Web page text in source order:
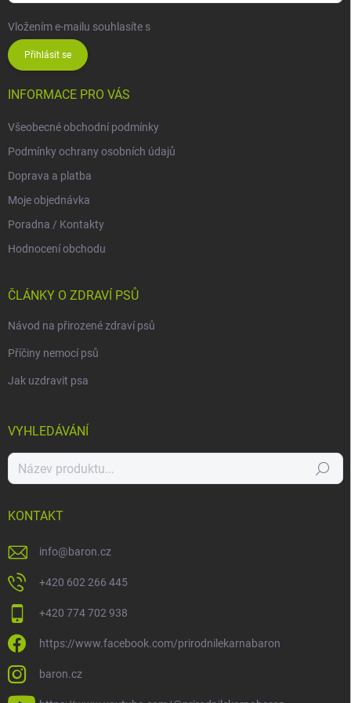
Vložením e-mailu souhlasíte s
Přihlásit se
INFORMACE PRO VÁS
Všeobecné obchodní podmínky
Podmínky ochrany osobních údajů
Doprava a platba
Moje objednávka
Poradna / Kontakty
Hodnocení obchodu
ČLÁNKY O ZDRAVÍ PSŮ
Návod na přirozené zdraví psů
Příčiny nemocí psů
Jak uzdravit psa
VYHLEDÁVÁNÍ
Hledat
KONTAKT
info@baron.cz
+420 602 266 445
+420 774 702 938
https://www.facebook.com/prirodnilekarnabaron
baron.cz